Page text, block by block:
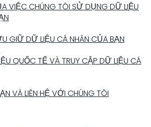
VIỆC CHÚNG TÔI SỬ DỤNG DỮ LIỆU
GIỮ DỮ LIỆU CÁ NHÂN CỦA BẠN
QUỐC TẾ VÀ TRUY CẬP DỮ LIỆU CÁ
VÀ LIÊN HỆ VỚI CHÚNG TÔI